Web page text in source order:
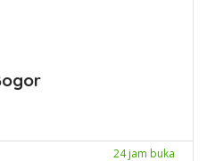
24 jam buka